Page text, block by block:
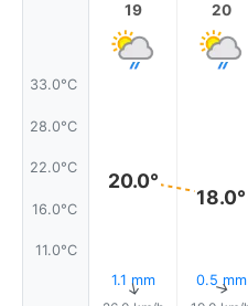
33.0°C
28.0°C
22.0°C
16.0°C
11.0°C
19
20.0°
1.1 mm
↑
20
18.0°
0.5 mm
↑